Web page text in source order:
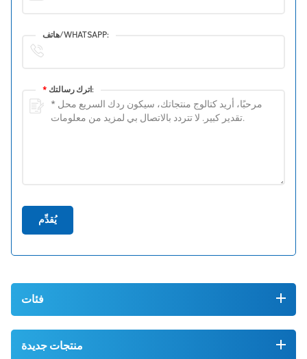
هاتف/WHATSAPP:
* اترك رسالتك:
يُقدِّم
فئات
منتجات جديدة